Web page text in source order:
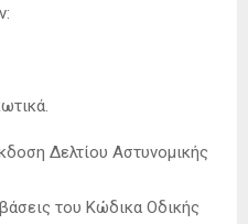
Δελτίου Αστυνομικής
του Κώδικα Οδικής